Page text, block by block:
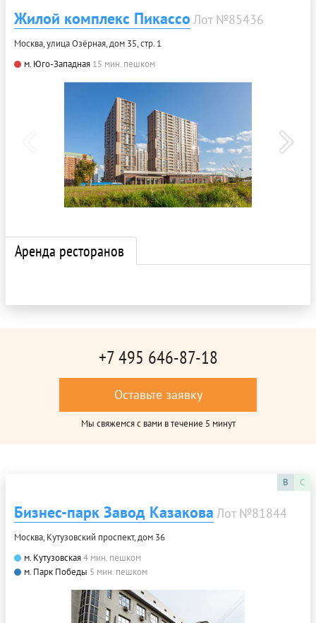
Жилой комплекс Пикассо Лот №85436
Москва, улица Озёрная, дом 35, стр. 1
м. Юго-Западная 15 мин. пешком
Аренда ресторанов
+7 495 646-87-18
Оставьте заявку
Мы свяжемся с вами в течение 5 минут
B C
Бизнес-парк Завод Казакова Лот №81844
Москва, Кутузовский проспект, дом 36
м. Кутузовская4 мин. пешком
м. Парк Победы 5 мин. пешком